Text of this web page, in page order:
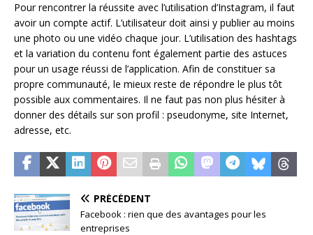
Pour rencontrer la réussite avec l’utilisation d’Instagram, il faut
avoir un compte actif. L’utilisateur doit ainsi y publier au moins
une photo ou une vidéo chaque jour. L’utilisation des hashtags
et la variation du contenu font également partie des astuces
pour un usage réussi de l’application. Afin de constituer sa
propre communauté, le mieux reste de répondre le plus tôt
possible aux commentaires. Il ne faut pas non plus hésiter à
donner des détails sur son profil : pseudonyme, site Internet,
adresse, etc.
PRÉCÉDENT
Facebook : rien que des avantages pour les
entreprises